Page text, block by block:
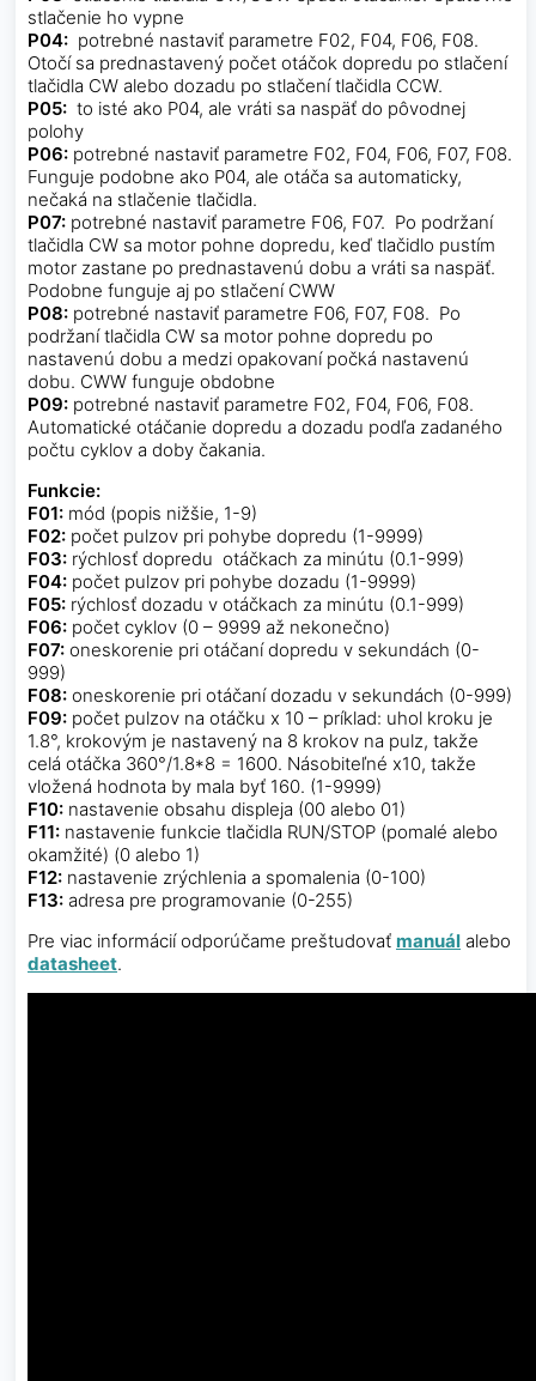
stlačenie ho vypne
P04: potrebné nastaviť parametre F02, F04, F06, F08.
Otočí sa prednastavený počet otáčok dopredu po stlačení
tlačidla CW alebo dozadu po stlačení tlačidla CCW.
P05: to isté ako P04, ale vráti sa naspäť do pôvodnej
polohy
P06: potrebné nastaviť parametre F02, F04, F06, F07, F08.
Funguje podobne ako P04, ale otáča sa automaticky,
nečaká na stlačenie tlačidla.
P07: potrebné nastaviť parametre F06, F07. Po podržaní
tlačidla CW sa motor pohne dopredu, keď tlačidlo pustím
motor zastane po prednastavenú dobu a vráti sa naspäť.
Podobne funguje aj po stlačení CWW
P08: potrebné nastaviť parametre F06, F07, F08. Po
podržaní tlačidla CW sa motor pohne dopredu po
nastavenú dobu a medzi opakovaní počká nastavenú
dobu. CWW funguje obdobne
P09: potrebné nastaviť parametre F02, F04, F06, F08.
Automatické otáčanie dopredu a dozadu podľa zadaného
počtu cyklov a doby čakania.
Funkcie:
F01: mód (popis nižšie, 1-9)
F02: počet pulzov pri pohybe dopredu (1-9999)
F03: rýchlosť dopredu otáčkach za minútu (0.1-999)
F04: počet pulzov pri pohybe dozadu (1-9999)
F05: rýchlosť dozadu v otáčkach za minútu (0.1-999)
F06: počet cyklov (0 – 9999 až nekonečno)
F07: oneskorenie pri otáčaní dopredu v sekundách (0-
999)
F08: oneskorenie pri otáčaní dozadu v sekundách (0-999)
F09: počet pulzov na otáčku x 10 – príklad: uhol kroku je
1.8°, krokovým je nastavený na 8 krokov na pulz, takže
celá otáčka 360°/1.8*8 = 1600. Násobiteľné x10, takže
vložená hodnota by mala byť 160. (1-9999)
F10: nastavenie obsahu displeja (00 alebo 01)
F11: nastavenie funkcie tlačidla RUN/STOP (pomalé alebo
okamžité) (0 alebo 1)
F12: nastavenie zrýchlenia a spomalenia (0-100)
F13: adresa pre programovanie (0-255)
Pre viac informácií odporúčame preštudovať manuál alebo
datasheet.